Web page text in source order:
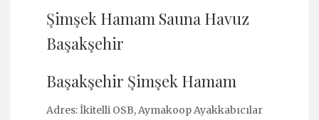
Şimşek Hamam Sauna Havuz
Başakşehir
Başakşehir Şimşek Hamam
Adres: İkitelli OSB, Aymakoop Ayakkabıcılar